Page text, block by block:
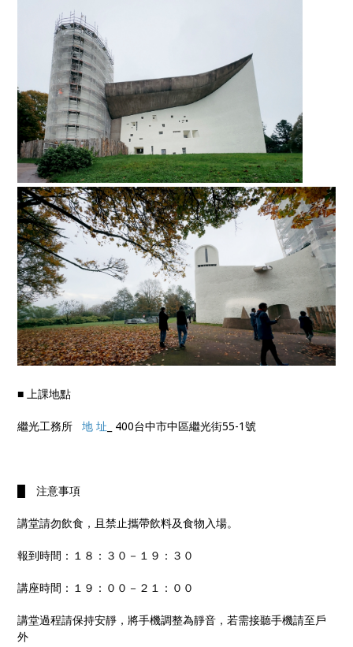
■ 上課地點
繼光工務所地 址 _ 400台中市中區繼光街55-1號
█ 注意事項
講堂請勿飲食，且禁止攜帶飲料及食物入場。
報到時間：１８：３０－１９：３０
講座時間：１９：００－２１：００
講堂過程請保持安靜，將手機調整為靜音，若需接聽手機請至戶
外